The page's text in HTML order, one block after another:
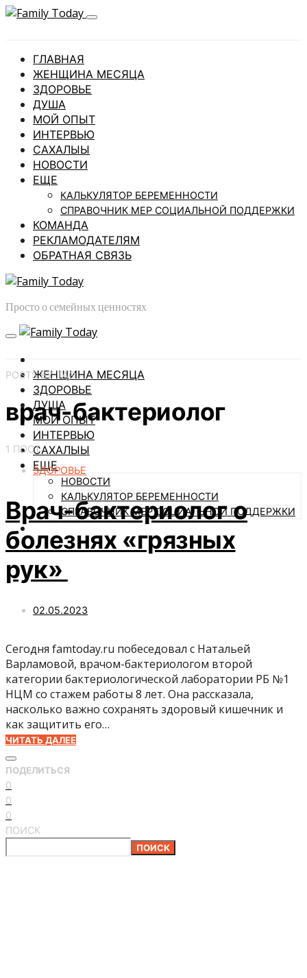
ГЛАВНАЯ
ЖЕНЩИНА МЕСЯЦА
ЗДОРОВЬЕ
ДУША
МОЙ ОПЫТ
ИНТЕРВЬЮ
САХАЛЫЫ
НОВОСТИ
ЕЩЕ
КАЛЬКУЛЯТОР БЕРЕМЕННОСТИ
СПРАВОЧНИК МЕР СОЦИАЛЬНОЙ ПОДДЕРЖКИ
КОМАНДА
РЕКЛАМОДАТЕЛЯМ
ОБРАТНАЯ СВЯЗЬ
Просто о семейных ценностях
ЖЕНЩИНА МЕСЯЦА
ЗДОРОВЬЕ
ДУША
МОЙ ОПЫТ
ИНТЕРВЬЮ
САХАЛЫЫ
ЕЩЕ
НОВОСТИ
КАЛЬКУЛЯТОР БЕРЕМЕННОСТИ
СПРАВОЧНИК МЕР СОЦИАЛЬНОЙ ПОДДЕРЖКИ
POSTS BY TAG
врач-бактериолог
1 ПОСТ
ЗДОРОВЬЕ
Врач-бактериолог о
болезнях «грязных
рук»
02.05.2023
Сегодня famtoday.ru побеседовал с Натальей
Варламовой, врачом-бактериологом второй
категории бактериологической лаборатории РБ №1
НЦМ со стажем работы 8 лет. Она рассказала,
насколько важно сохранять здоровый кишечник и
как защитить его…
ЧИТАТЬ ДАЛЕЕ
ПОДЕЛИТЬСЯ
0
0
0
ПОИСК
ПОИСК